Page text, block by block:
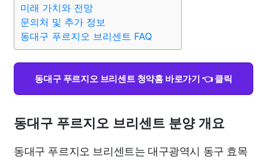
종교 사회 정치
부동산 외국어 교육 교통 생활
미래 가치와 전망
문의처 및 추가 정보
동대구 푸르지오 브리센트 FAQ
동대구 푸르지오 브리센트 청약홈 바로가기 👈 클릭
동대구 푸르지오 브리센트 분양 개요
동대구 푸르지오 브리센트는 대구광역시 동구 효목